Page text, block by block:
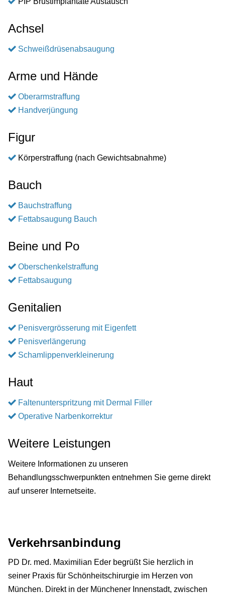
Achsel
Schweißdrüsenabsaugung
Arme und Hände
Oberarmstraffung
Handverjüngung
Figur
Körperstraffung (nach Gewichtsabnahme)
Bauch
Bauchstraffung
Fettabsaugung Bauch
Beine und Po
Oberschenkelstraffung
Fettabsaugung
Genitalien
Penisvergrösserung mit Eigenfett
Penisverlängerung
Schamlippenverkleinerung
Haut
Faltenunterspritzung mit Dermal Filler
Operative Narbenkorrektur
Weitere Leistungen
Weitere Informationen zu unseren
Behandlungsschwerpunkten entnehmen Sie gerne direkt
auf unserer Internetseite.
Verkehrsanbindung
PD Dr. med. Maximilian Eder begrüßt Sie herzlich in
seiner Praxis für Schönheitschirurgie im Herzen von
München. Direkt in der Münchener Innenstadt, zwischen